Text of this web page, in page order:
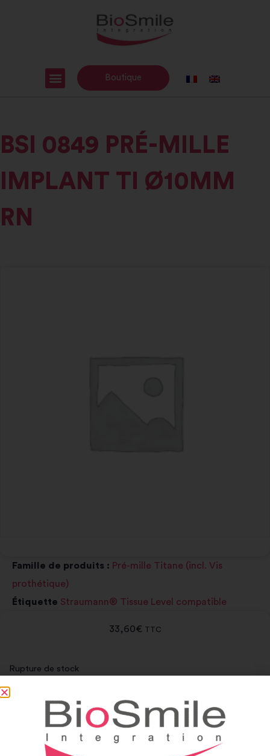
Boutique
BSI 0849 PRÉ-MILLE
IMPLANT TI Ø10MM
RN
Famille de produits : Pré-mille Titane (incl. Vis
prothétique)
Étiquette Straumann® Tissue Level compatible
33,60€ TTC
Rupture de stock
Notice et catalogue